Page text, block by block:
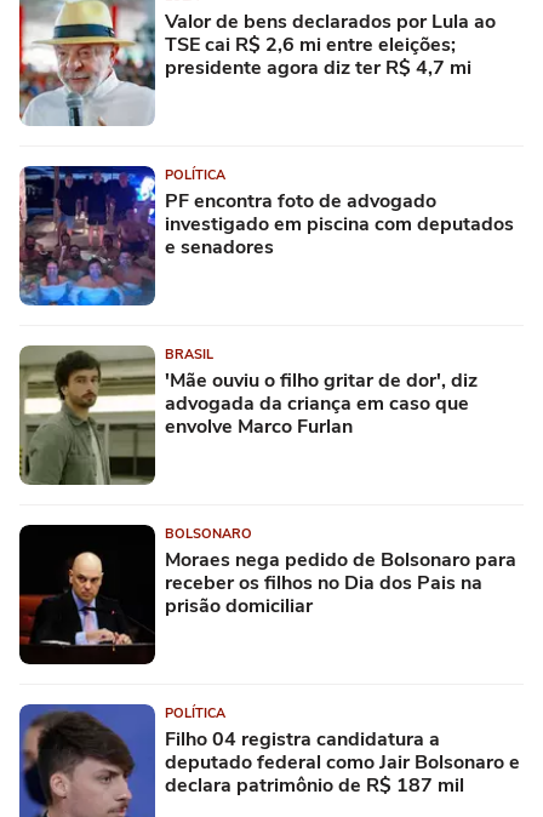
Valor de bens declarados por Lula ao
TSE cai R$ 2,6 mi entre eleições;
presidente agora diz ter R$ 4,7 mi
POLÍTICA
PF encontra foto de advogado
investigado em piscina com deputados
e senadores
BRASIL
'Mãe ouviu o filho gritar de dor', diz
advogada da criança em caso que
envolve Marco Furlan
BOLSONARO
Moraes nega pedido de Bolsonaro para
receber os filhos no Dia dos Pais na
prisão domiciliar
POLÍTICA
Filho 04 registra candidatura a
deputado federal como Jair Bolsonaro e
declara patrimônio de R$ 187 mil